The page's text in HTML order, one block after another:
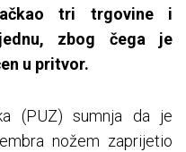
tri trgovine i
zbog čega je
u pritvor.
(PUZ) sumnja da je
nožem zaprijetio